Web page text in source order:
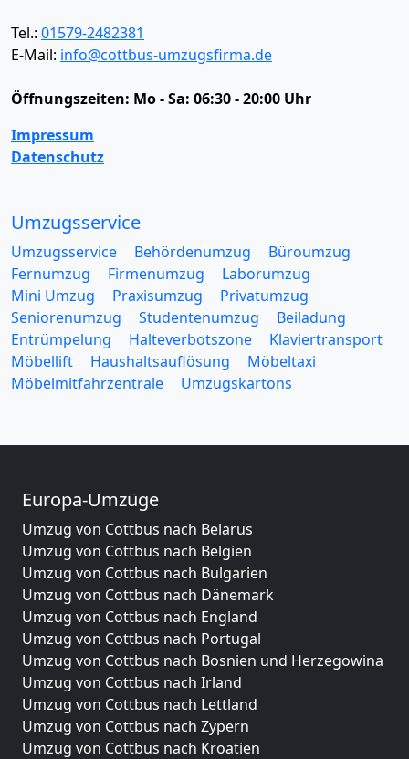
Tel.: 01579-2482381
E-Mail: info@cottbus-umzugsfirma.de
Öffnungszeiten: Mo - Sa: 06:30 - 20:00 Uhr
Impressum
Datenschutz
Umzugsservice
Umzugsservice Behördenumzug
Büroumzug
Fernumzug
Firmenumzug
Laborumzug
Mini Umzug
Praxisumzug
Privatumzug
Seniorenumzug
Studentenumzug
Beiladung
Entrümpelung
Halteverbotszone
Klaviertransport
Möbellift
Haushaltsauflösung
Möbeltaxi
Möbelmitfahrzentrale
Umzugskartons
Europa-Umzüge
Umzug von Cottbus nach Belarus
Umzug von Cottbus nach Belgien
Umzug von Cottbus nach Bulgarien
Umzug von Cottbus nach Dänemark
Umzug von Cottbus nach England
Umzug von Cottbus nach Portugal
Umzug von Cottbus nach Bosnien und Herzegowina
Umzug von Cottbus nach Irland
Umzug von Cottbus nach Lettland
Umzug von Cottbus nach Zypern
Umzug von Cottbus nach Kroatien